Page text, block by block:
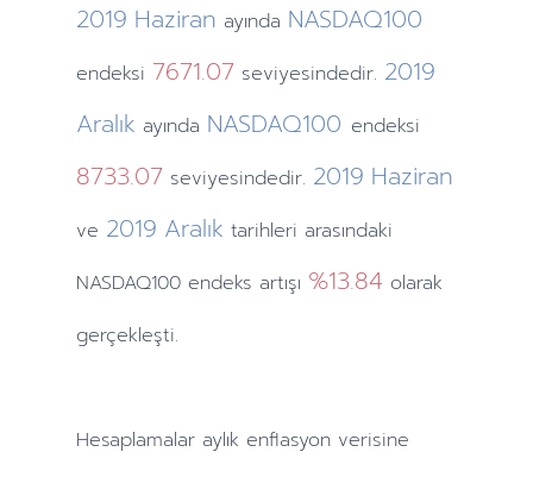
2019 Haziran ayında NASDAQ100
endeksi 7671.07 seviyesindedir. 2019
Aralık ayında NASDAQ100 endeksi
8733.07 seviyesindedir. 2019 Haziran
ve 2019 Aralık tarihleri arasındaki
NASDAQ100 endeks artışı %13.84 olarak
gerçekleşti.
Hesaplamalar aylık enflasyon verisine